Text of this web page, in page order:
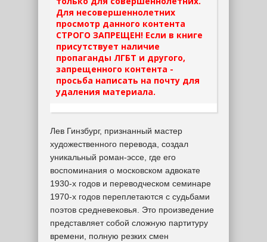
Для несовершеннолетних
просмотр данного контента
СТРОГО ЗАПРЕЩЕН! Если в книге
присутствует наличие
пропаганды ЛГБТ и другого,
запрещенного контента -
просьба написать на почту для
удаления материала.
Лев Гинзбург, признанный мастер
художественного перевода, создал
уникальный роман-эссе, где его
воспоминания о московском адвокате
1930-х годов и переводческом семинаре
1970-х годов переплетаются с судьбами
поэтов средневековья. Это произведение
представляет собой сложную партитуру
времени, полную резких смен